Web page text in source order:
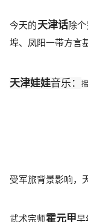
今天的天津话除
埠、凤阳一带方言
天津娃娃音乐：
受军旅背景影响，
武术宗师霍元甲早